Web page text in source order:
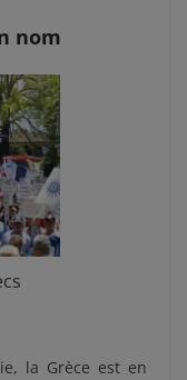
nom
la Grèce est en